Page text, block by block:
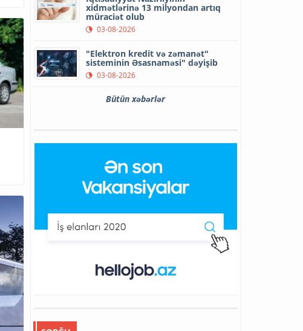
xidmətlərinə 13 milyondan artıq
müraciət olub
03-08-2026
"Elektron kredit və zəmanət"
sisteminin Əsasnaməsi" dəyişib
03-08-2026
Bütün xəbərlər